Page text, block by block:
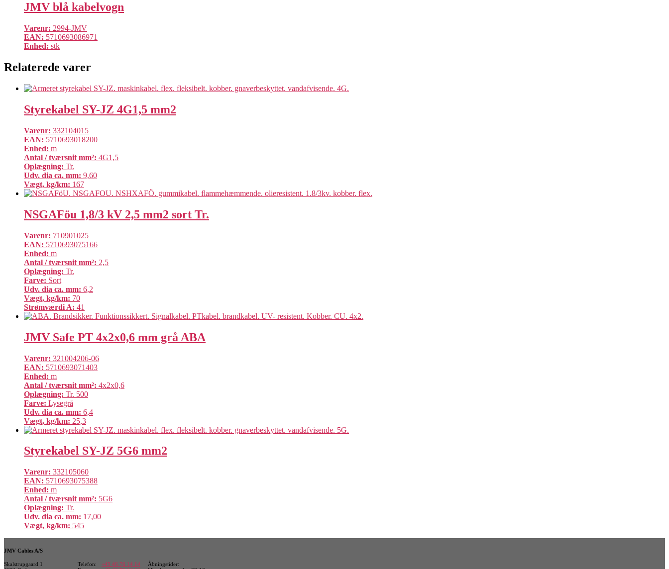
JMV blå kabelvogn
Varenr: 2994-JMV
EAN: 5710693086971
Enhed: stk
Relaterede varer
Styrekabel SY-JZ 4G1,5 mm2
Varenr: 332104015
EAN: 5710693018200
Enhed: m
Antal / tværsnit mm²: 4G1,5
Oplægning: Tr.
Udv. dia ca. mm: 9,60
Vægt, kg/km: 167
NSGAFöu 1,8/3 kV 2,5 mm2 sort Tr.
Varenr: 710901025
EAN: 5710693075166
Enhed: m
Antal / tværsnit mm²: 2,5
Oplægning: Tr.
Farve: Sort
Udv. dia ca. mm: 6,2
Vægt, kg/km: 70
Strømværdi A: 41
JMV Safe PT 4x2x0,6 mm grå ABA
Varenr: 321004206-06
EAN: 5710693071403
Enhed: m
Antal / tværsnit mm²: 4x2x0,6
Oplægning: Tr. 500
Farve: Lysegrå
Udv. dia ca. mm: 6,4
Vægt, kg/km: 25,3
Styrekabel SY-JZ 5G6 mm2
Varenr: 332105060
EAN: 5710693075388
Enhed: m
Antal / tværsnit mm²: 5G6
Oplægning: Tr.
Udv. dia ca. mm: 17,00
Vægt, kg/km: 545
JMV Cables A/S
Skalstrupgaard 1
Telefon:
+45 46 76 14 14
Åbningstider: